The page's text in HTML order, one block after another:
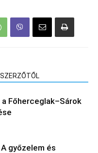
Főherceglak–Sárok
győzelem és